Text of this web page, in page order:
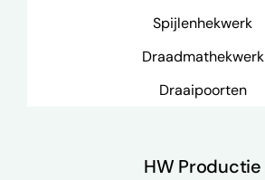
Spijlenhekwerk
Draadmathekwerk
Draaipoorten
HW Productie